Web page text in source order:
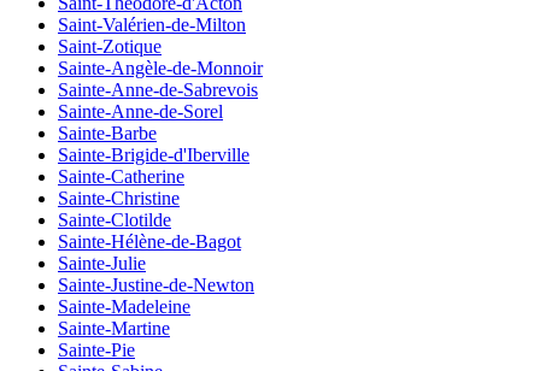
Saint-Valérien-de-Milton
Saint-Zotique
Sainte-Angèle-de-Monnoir
Sainte-Anne-de-Sabrevois
Sainte-Anne-de-Sorel
Sainte-Barbe
Sainte-Brigide-d'Iberville
Sainte-Catherine
Sainte-Christine
Sainte-Clotilde
Sainte-Hélène-de-Bagot
Sainte-Julie
Sainte-Justine-de-Newton
Sainte-Madeleine
Sainte-Martine
Sainte-Pie